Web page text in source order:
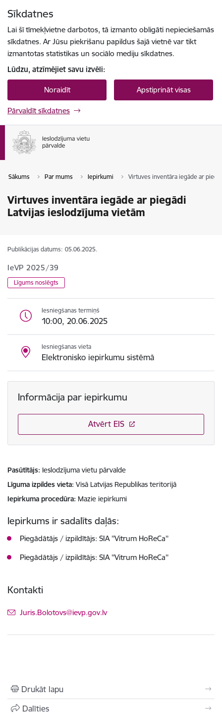
Sīkdatnes
Lai šī tīmekļvietne darbotos, tā izmanto obligāti nepieciešamās
sīkdatnes. Ar Jūsu piekrišanu papildus šajā vietnē var tikt
izmantotas statistikas un sociālo mediju sīkdatnes.
Lūdzu, atzīmējiet savu izvēli:
Noraidīt Apstiprināt visas
Pārvaldīt sīkdatnes
Sākums Par mums Iepirkumi Virtuves inventāra iegāde ar
Virtuves inventāra iegāde ar piegādi
Latvijas ieslodzījuma vietām
Publikācijas datums: 05.06.2025.
IeVP 2025/39
Līgums noslēgts
Iesniegšanas termiņš
10:00, 20.06.2025
Iesniegšanas vieta
Elektronisko iepirkumu sistēmā
Informācija par iepirkumu
Atvērt EIS
Pasūtītājs Ieslodzījuma vietu pārvalde
Līguma izpildes vieta Visā Latvijas Republikas teritorijā
Iepirkuma procedūra Mazie iepirkumi
Iepirkums ir sadalīts daļās:
Piegādātājs / izpildītājs: SIA ''Vitrum HoReCa''
Piegādātājs / izpildītājs: SIA ''Vitrum HoReCa''
Kontakti
E-pasts:
Juris.Bolotovs@ievp.gov.lv
Drukāt lapu
Dalīties